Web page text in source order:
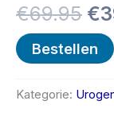
mit4.33
von 5,
basierend
auf
€69.95 €
Bestellen
Kategorie: